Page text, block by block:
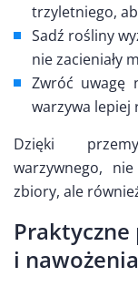
trzyletniego,
Sadź rośliny
nie zacieniały
Zwróć uwagę
warzywa lepiej
Dzięki
warzywnego,
zbiory, ale
i nawożenia